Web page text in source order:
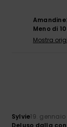
Amandine
Meno di
Mostra
Sylvie19. gennaio
Deluso dalla